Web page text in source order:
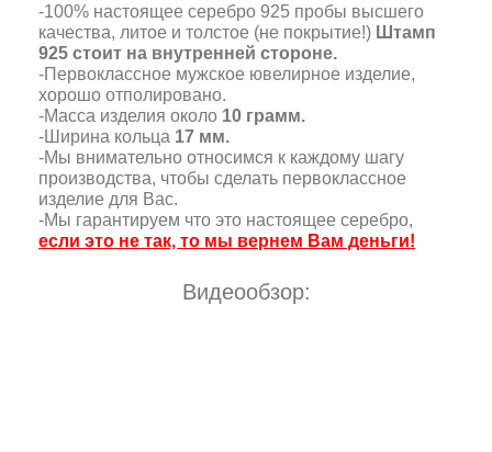
-100% настоящее серебро 925 пробы высшего
качества, литое и толстое (не покрытие!) Штамп
925 стоит на внутренней стороне.
-Первоклассное мужское ювелирное изделие,
хорошо отполировано.
-Масса изделия около 10 грамм.
-Ширина кольца 17 мм.
-Мы внимательно относимся к каждому шагу
производства, чтобы сделать первоклассное
изделие для Вас.
-Мы гарантируем что это настоящее серебро,
если это не так, то мы вернем Вам деньги!
Видеообзор: